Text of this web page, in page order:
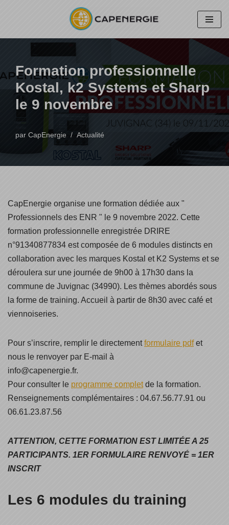
contenu
Formation professionnelle
Kostal, k2 Systems et Sharp
le 9 novembre
par CapEnergie Actualité
CapEnergie organise une formation dédiée aux "
Professionnels des ENR " le 9 novembre 2022. Cette
formation professionnelle enregistrée DRIRE
n°91340877834 est composée de 6 modules distincts en
collaboration avec les marques Kostal et K2 Systems et se
déroulera sur une journée de 9h00 à 17h30 dans la
commune de Juvignac (34990). Les thèmes abordés sous
la forme de training. Accueil à partir de 8h30 avec café et
viennoiseries.
Pour s’inscrire, remplir le directementformulaire pdfet
nous le renvoyer par E-mail à
info@capenergie.fr.
Pour consulter le programme completde la formation.
Renseignements complémentaires : 04.67.56.77.91 ou
06.61.23.87.56
ATTENTION, CETTE FORMATION EST LIMITÉE A 25
PARTICIPANTS. 1ER FORMULAIRE RENVOYÉ = 1ER
INSCRIT
Les 6 modules du training